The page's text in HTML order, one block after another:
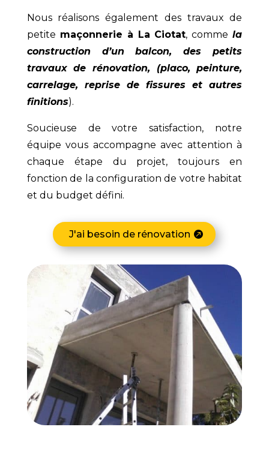
Nous réalisons également des travaux de
petite maçonnerie à La Ciotat, commela
construction d’un balcon, des petits
travaux de rénovation, (placo, peinture,
carrelage, reprise de fissures et autres
finitions).
Soucieuse de votre satisfaction, notre
équipe vous accompagne avec attention à
chaque étape du projet, toujours en
fonction de la configuration de votre habitat
et du budget défini.
J'ai besoin de rénovation